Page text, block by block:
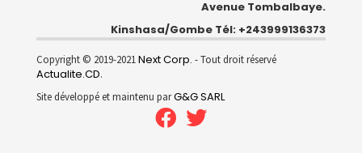
Avenue Tombalbaye.
Kinshasa/Gombe Tél: +243999136373
Copyright © 2019-2021Next Corp. - Tout droit réservé
Actualite.CD.
Site développé et maintenu parG&G SARL